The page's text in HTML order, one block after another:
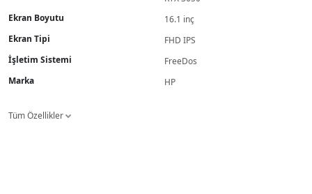
Ekran Boyutu
16.1 inç
Ekran Tipi
FHD IPS
İşletim Sistemi
FreeDos
Marka
HP
Tüm Özellikler